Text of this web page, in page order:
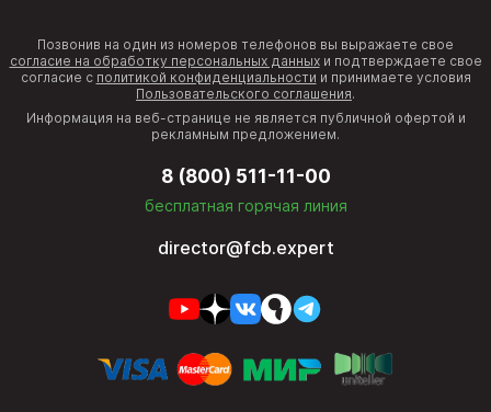
Позвонив на один из номеров телефонов вы выражаете свое
согласие на обработку персональных данныхи подтверждаете свое
согласие с политикой конфиденциальности и принимаете условия
Пользовательского соглашения.
Информация на веб-странице не является публичной офертой и
рекламным предложением.
8 (800) 511-11-00
бесплатная горячая линия
director@fcb.expert